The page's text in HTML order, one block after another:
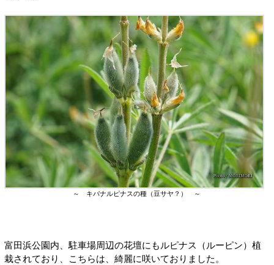
～ キバナルピナスの種（豆サヤ？） ～
富田浜公園内、駐車場周辺の花壇にもルピナス（ルーピン）植
栽されており、こちらは、綺麗に咲いておりました。